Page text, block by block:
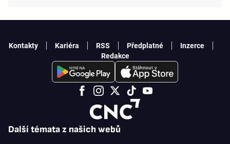
Další témata z našich webů
Kontakty Kariéra RSS Předplatné
Inzerce
Redakce